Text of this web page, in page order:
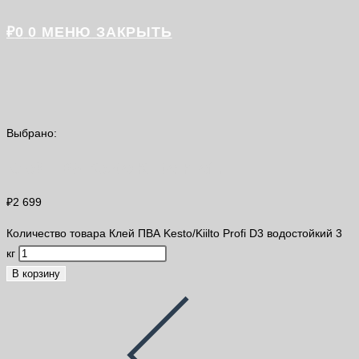
₽0 0 МЕНЮ ЗАКРЫТЬ
Выбрано:
₽2 699
Количество товара Клей ПВА Kesto/Kiilto Profi D3 водостойкий 3
кг
В корзину